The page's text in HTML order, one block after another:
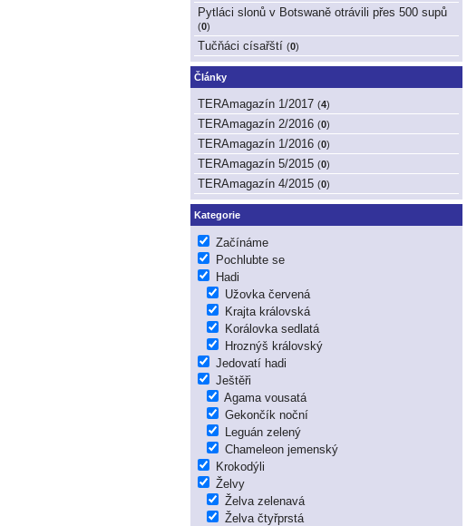
Pytláci slonů v Botswaně otrávili přes 500 supů
(0)
Tučňáci císařští (0)
Články
TERAmagazín 1/2017 (4)
TERAmagazín 2/2016 (0)
TERAmagazín 1/2016 (0)
TERAmagazín 5/2015 (0)
TERAmagazín 4/2015 (0)
Kategorie
Začínáme
Pochlubte se
Hadi
Užovka červená
Krajta královská
Korálovka sedlatá
Hroznýš královský
Jedovatí hadi
Ještěři
Agama vousatá
Gekončík noční
Leguán zelený
Chameleon jemenský
Krokodýli
Želvy
Želva zelenavá
Želva čtyřprstá